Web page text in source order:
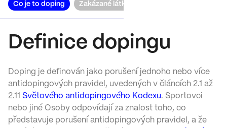
Co je to doping Zakázané látky a metody
Definice dopingu
Doping je definován jako porušení jednoho nebo více
antidopingových pravidel, uvedených v článcích 2.1 až
2.11 Světového antidopingového Kodexu. Sportovci
nebo jiné Osoby odpovídají za znalost toho, co
představuje porušení antidopingových pravidel, a že